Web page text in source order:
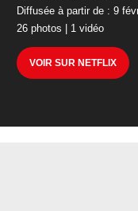
Diffusée à partir de : 9
26 photos
1 vidéo
VOIR SUR NETFLIX